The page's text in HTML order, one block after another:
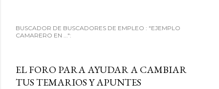
BUSCADOR DE BUSCADORES DE EMPLEO : "EJEMPLO
CAMARERO EN ...":
EL FORO PARA AYUDAR A CAMBIAR
TUS TEMARIOS Y APUNTES